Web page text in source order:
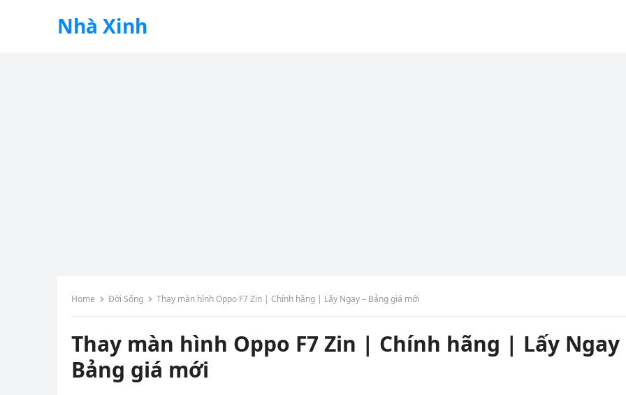
Nhà Xinh
Home Đời Sống Thay màn hình Oppo F7 Zin | Chính hãng | Lấy Ngay – Bảng giá mới
Thay màn hình Oppo F7 Zin | Chính hãng | Lấy Ngay
Bảng giá mới